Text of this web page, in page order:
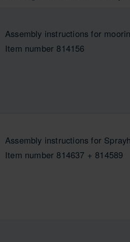
Assembly instructions for
Item number 814156
Assembly instructions for
Item number 814637 + 814589